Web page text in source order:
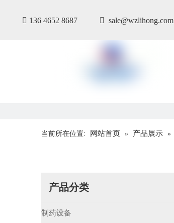
 136 4652 8687  sale@wzlihong.com
当前所在位置: 网站首页 » 产品展示 »
产品分类
制药设备